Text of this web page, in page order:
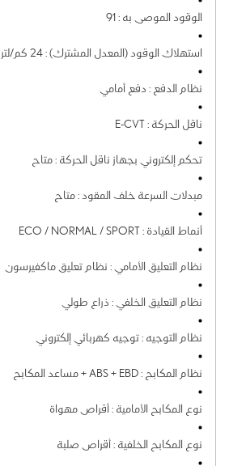
الوقود الموصى به :
91
استهلاك الوقود (المعدل المشترك):24 كم/لتر
نظام الدفع : دفع أمامي
ناقل الحركة :
E-CVT
تحكم إلكتروني بجهاز ناقل الحركة :متاح
مبدلات السرعة خلف المقود :متاح
أنماط القيادة :
ECO / NORMAL / SPORT
نظام التعليق الأمامي : نظام تعليق ماكفيرسون
نظام التعليق الخلفي : ذراع طولي
نظام التوجيه :توجيه كهربائي إلكتروني
نظام المكابح :ABS + EBD + مساعد المكابح
نوع المكابح الأمامية :أقراص مهواة
نوع المكابح الخلفية :أقراص صلبة